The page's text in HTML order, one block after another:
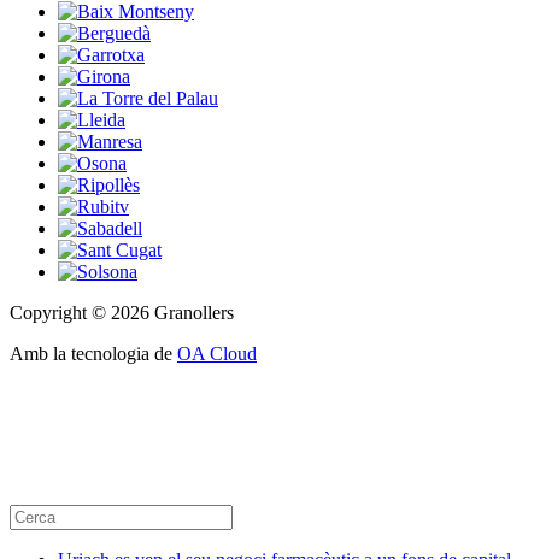
Copyright © 2026 Granollers
Amb la tecnologia de OA Cloud